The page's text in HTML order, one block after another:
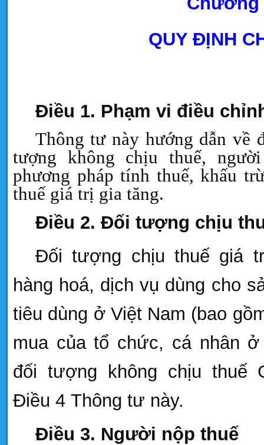
QUY ĐỊNH
Điều 1. Phạm vi điều
Thông tư này hướng dẫn về
tượng không chịu thuế,
phương pháp tính thuế, khấu
thuế giá trị gia tăng.
Điều 2. Đối tượng chịu
Đối tượng chịu thuế giá
hàng hoá, dịch vụ dùng cho
tiêu dùng ở Việt Nam (bao
mua của tổ chức, cá nhân
đối tượng không chịu thuế
Điều 4 Thông tư này.
Điều 3. Người nộp thuế